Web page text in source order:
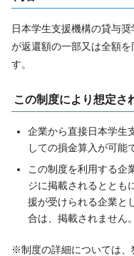
日本学生支援機構の貸与
が返還額の一部又は全額
す。
この制度により想定さ
企業から直接日本学生
しての損金算入が可能
この制度を利用する企
ジに掲載されるととも
援が受けられる企業と
合は、掲載されません
※制度の詳細については、